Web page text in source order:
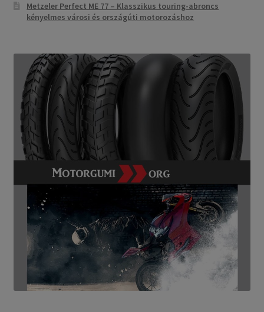
Metzeler Perfect ME 77 – Klasszikus touring-abroncs
kényelmes városi és országúti motorozáshoz